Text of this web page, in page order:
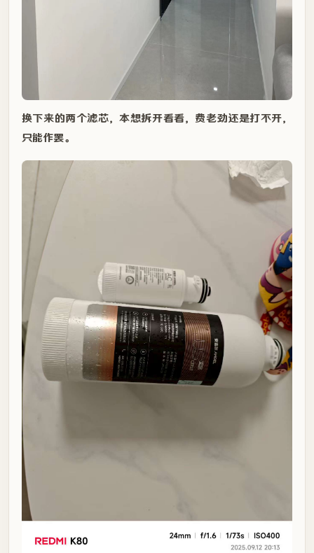
换下来的两个滤芯，本想拆开看看，费老劲还是打不开，
只能作罢。